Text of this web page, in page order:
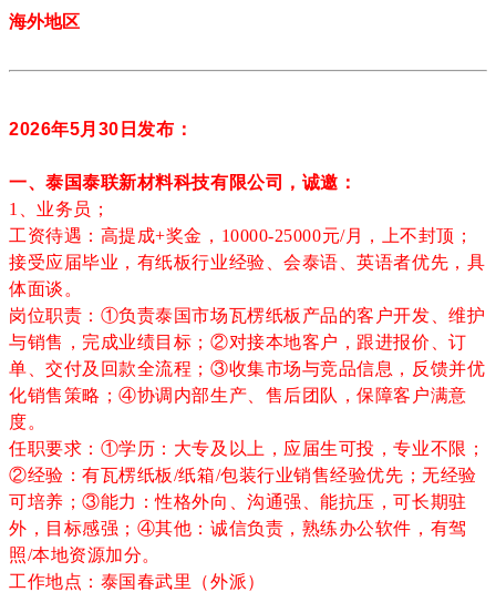
海外地区
2026年5月30日发布：
一、泰国泰联新材料科技有限公司，诚邀：
1、业务员；
工资待遇：高提成+奖金，10000-25000元/月，上不封顶；
接受应届毕业，有纸板行业经验、会泰语、英语者优先，具
体面谈。
岗位职责：①负责泰国市场瓦楞纸板产品的客户开发、维护
与销售，完成业绩目标；②对接本地客户，跟进报价、订
单、交付及回款全流程；③收集市场与竞品信息，反馈并优
化销售策略；④协调内部生产、售后团队，保障客户满意
度。
任职要求：①学历：大专及以上，应届生可投，专业不限；
②经验：有瓦楞纸板/纸箱/包装行业销售经验优先；无经验
可培养；③能力：性格外向、沟通强、能抗压，可长期驻
外，目标感强；④其他：诚信负责，熟练办公软件，有驾
照/本地资源加分。
工作地点：泰国春武里（外派）